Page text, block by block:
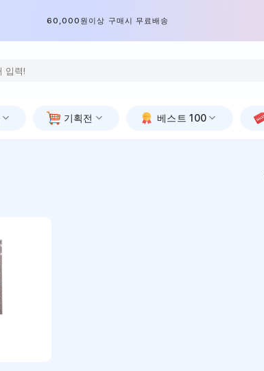
60,000원이상 구매시 무료배송
기획전 베스트 100